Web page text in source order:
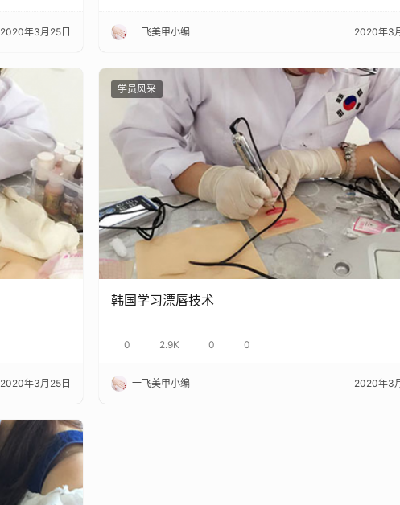
2020年3月25日 一飞美甲小编 2020年3
2020年3月25日
学员风采
韩国学习漂唇技术
0 2.9K 0 0
一飞美甲小编 2020年3